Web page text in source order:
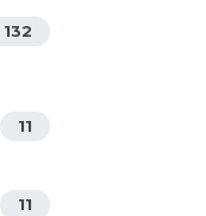
132
11
11